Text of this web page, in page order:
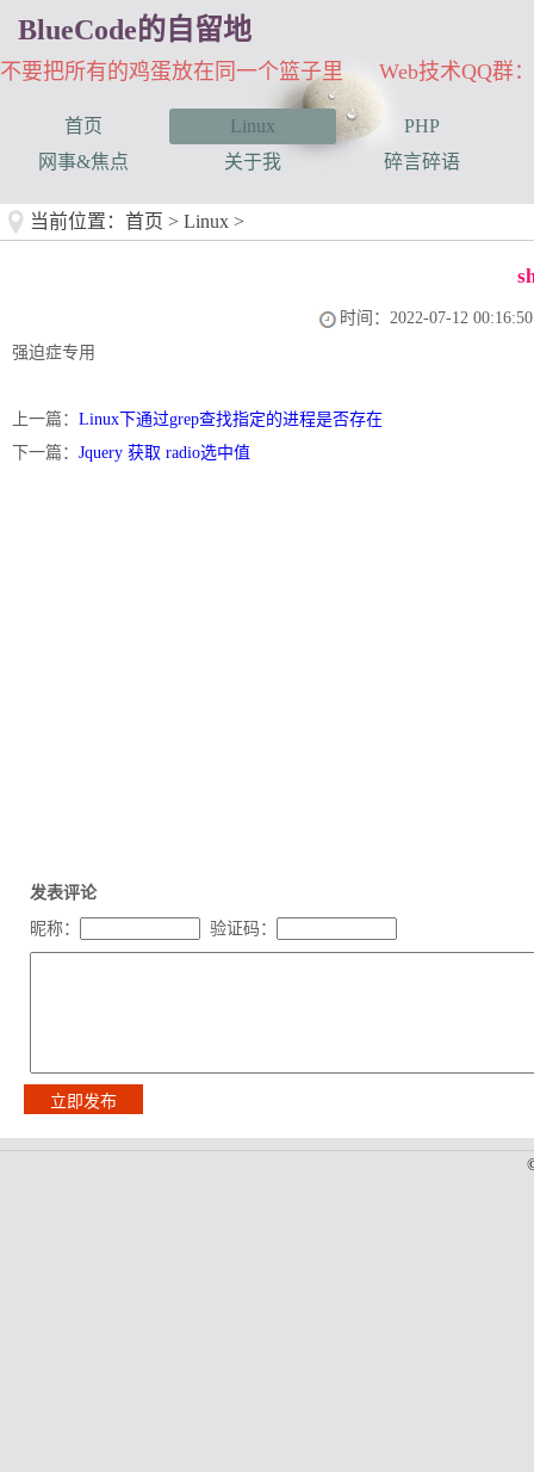
BlueCode的自留地
不要把所有的鸡蛋放在同一个篮子里 Web技术QQ群：
首页 Linux
PHP
网事&焦点
关于我 碎言碎语
当前位置： 首页 > Linux >
时间：2022-07-12 00:16:50
强迫症专用
上一篇： Linux下通过grep查找指定的进程是否存在
下一篇： Jquery 获取 radio选中值
发表评论
昵称：
验证码：